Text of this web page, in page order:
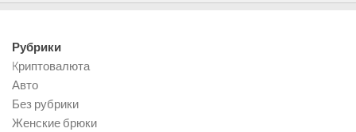
Рубрики
Kриптовалюта
Авто
Без рубрики
Женские брюки